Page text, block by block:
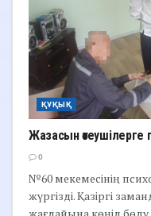
ҚҰҚЫҚ
Жазасын өтеушілерге
0
№60 мекемесінің
жүргізді. Қазіргі